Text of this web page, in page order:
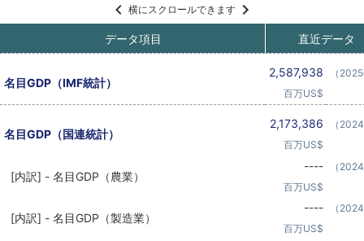
横にスクロールできます
データ項目 直近データ
名目GDP（IMF統計）
2,587,938
百万US$
（
名目GDP（国連統計）
2,173,386
百万US$
（
[内訳] - 名目GDP（農業）
----
百万US$
（
[内訳] - 名目GDP（製造業）
----
百万US$
（